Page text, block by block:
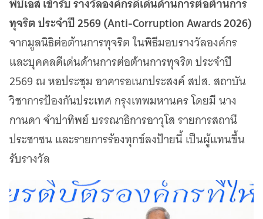
Thai PBS World
เว็บไซต์บริการ
C-SITE
เพราะพลังการสื่อสารอยู่ในมือคุณ
Locals
นิเวศสื่อสาธารณะท้องถิ่นคุณภาพ
The Visual
Making Data Visible
Thai PBS Verify
ติดต่อเรา
About Thai PBS
ทุจริต ประจำปี 2569 (Anti-Corruption Awards 2026)
จากมูลนิธิต่อต้านการทุจริต ในพิธีมอบรางวัลองค์กร
และบุคคลดีเด่นด้านการต่อต้านการทุจริต ประจำปี
2569 ณ หอประชุม อาคารอเนกประสงค์ สปส. สถาบัน
วิชาการป้องกันประเทศ กรุงเทพมหานคร โดยมี นาง
กานดา จำปาทิพย์ บรรณาธิการอาวุโส รายการสถานี
ประชาชน และรายการร้องทุกข์ลงป้ายนี้ เป็นผู้แทนขึ้น
รับรางวัล